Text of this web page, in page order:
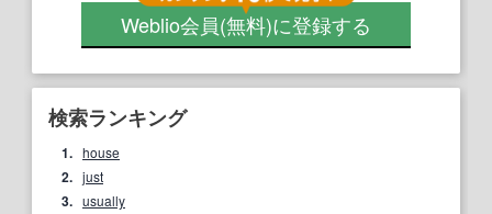
Weblio会員(無料)に登録する
検索ランキング
1. house
2. just
3. usually